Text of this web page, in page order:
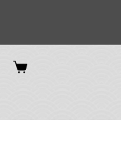
Shopping